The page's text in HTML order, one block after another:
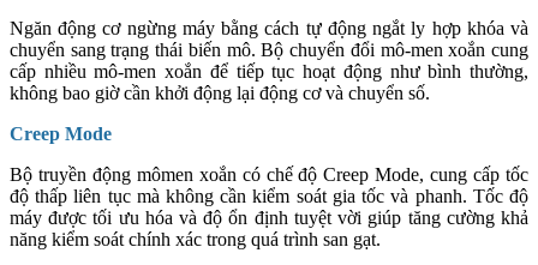
Ngăn động cơ ngừng máy bằng cách tự động ngắt ly hợp khóa và
chuyển sang trạng thái biến mô. Bộ chuyển đổi mô-men xoắn cung
cấp nhiều mô-men xoắn để tiếp tục hoạt động như bình thường,
không bao giờ cần khởi động lại động cơ và chuyển số.
Creep Mode
Bộ truyền động mômen xoắn có chế độ Creep Mode, cung cấp tốc
độ thấp liên tục mà không cần kiểm soát gia tốc và phanh. Tốc độ
máy được tối ưu hóa và độ ổn định tuyệt vời giúp tăng cường khả
năng kiểm soát chính xác trong quá trình san gạt.